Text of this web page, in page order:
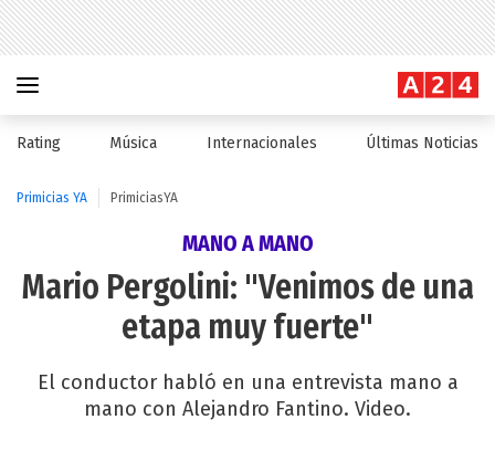
Rating Música Internacionales Últimas Noticias
Primicias YA PrimiciasYA
MANO A MANO
Mario Pergolini: "Venimos de una
etapa muy fuerte"
El conductor habló en una entrevista mano a
mano con Alejandro Fantino. Video.